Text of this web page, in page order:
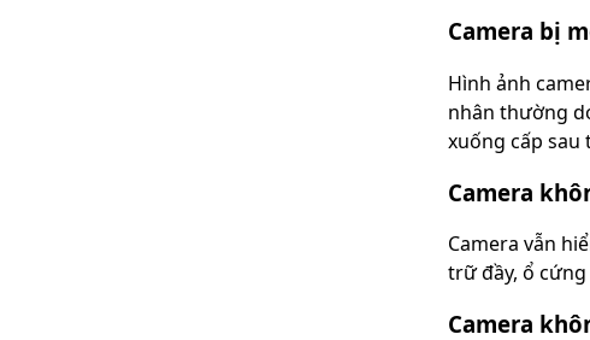
Camera bị
Hình ảnh
nhân thường
xuống cấp sau
Camera
Camera vẫn
trữ đầy, ổ
Camera